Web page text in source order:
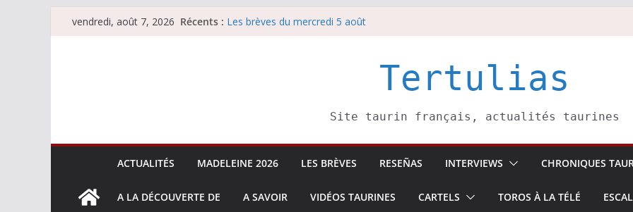
Passervendredi, août 7, 2026 Récents : Les brèves du mercredi 5 août
Tertulias
Site taurin français, actualités taurines
ACTUALITÉS MADELEINE 2026 LES BRÈVES RESEÑAS INTERVIEWS CHRONIQUES
A LA DÉCOUVERTE DE A SAVOIR VIDÉOS TAURINES CARTELS TOROS À LA TÉLÉ